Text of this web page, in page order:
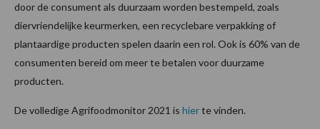
door de consument als duurzaam worden bestempeld, zoals
diervriendelijke keurmerken, een recyclebare verpakking of
plantaardige producten spelen daarin een rol. Ook is 60% van de
consumenten bereid om meer te betalen voor duurzame
producten.
De volledige Agrifoodmonitor 2021 is hierte vinden.